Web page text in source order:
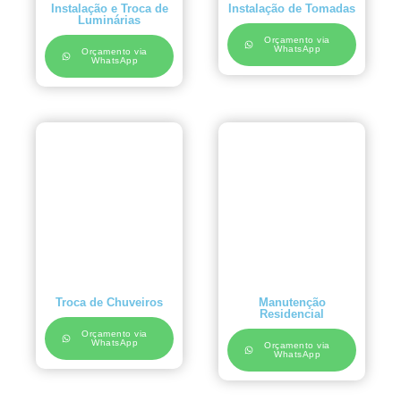
Instalação e Troca de
Luminárias
Orçamento via
WhatsApp
Instalação de Tomadas
Orçamento via
WhatsApp
Troca de Chuveiros
Orçamento via
WhatsApp
Manutenção
Residencial
Orçamento via
WhatsApp